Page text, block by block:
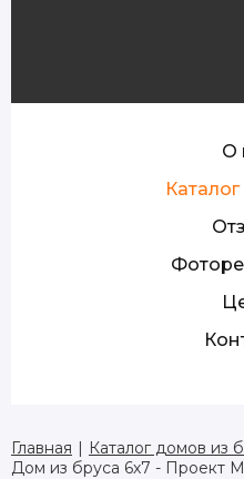
О
Главная | Каталог домов из
Дом из бруса 6х7 - Проект